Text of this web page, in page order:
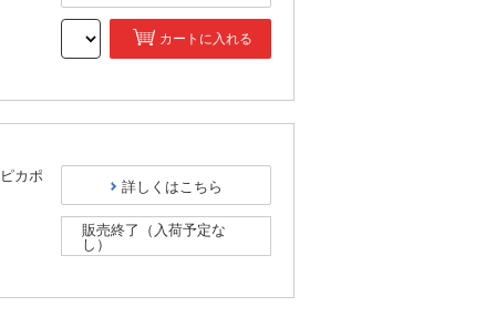
カートに入れる
カポ
詳しくはこちら
販売終了（入荷予定な
し）